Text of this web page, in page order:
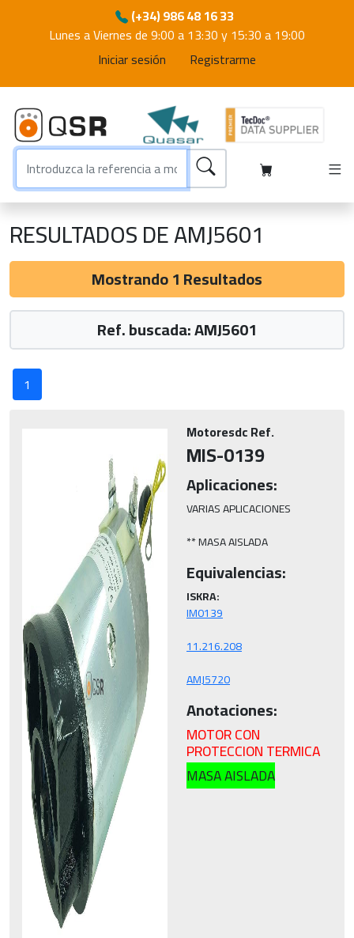
(+34) 986 48 16 33
Lunes a Viernes de 9:00 a 13:30 y 15:30 a 19:00
Iniciar sesión
Registrarme
RESULTADOS DE AMJ5601
Mostrando 1 Resultados
Ref. buscada: AMJ5601
1
Motoresdc Ref.
MIS-0139
Aplicaciones:
VARIAS APLICACIONES
** MASA AISLADA
Equivalencias:
ISKRA:
AMJ5720
Anotaciones:
MOTOR CON
PROTECCION TERMICA
MASA AISLADA